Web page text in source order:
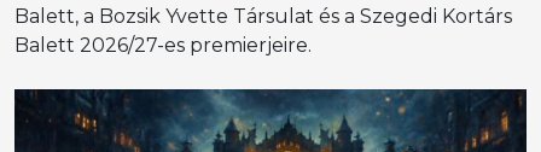
Balett, a Bozsik Yvette Társulat és a Szegedi Kortárs
Balett 2026/27-es premierjeire.